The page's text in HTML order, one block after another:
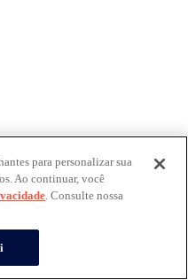
para personalizar sua
Ao continuar, você
. Consulte nossa